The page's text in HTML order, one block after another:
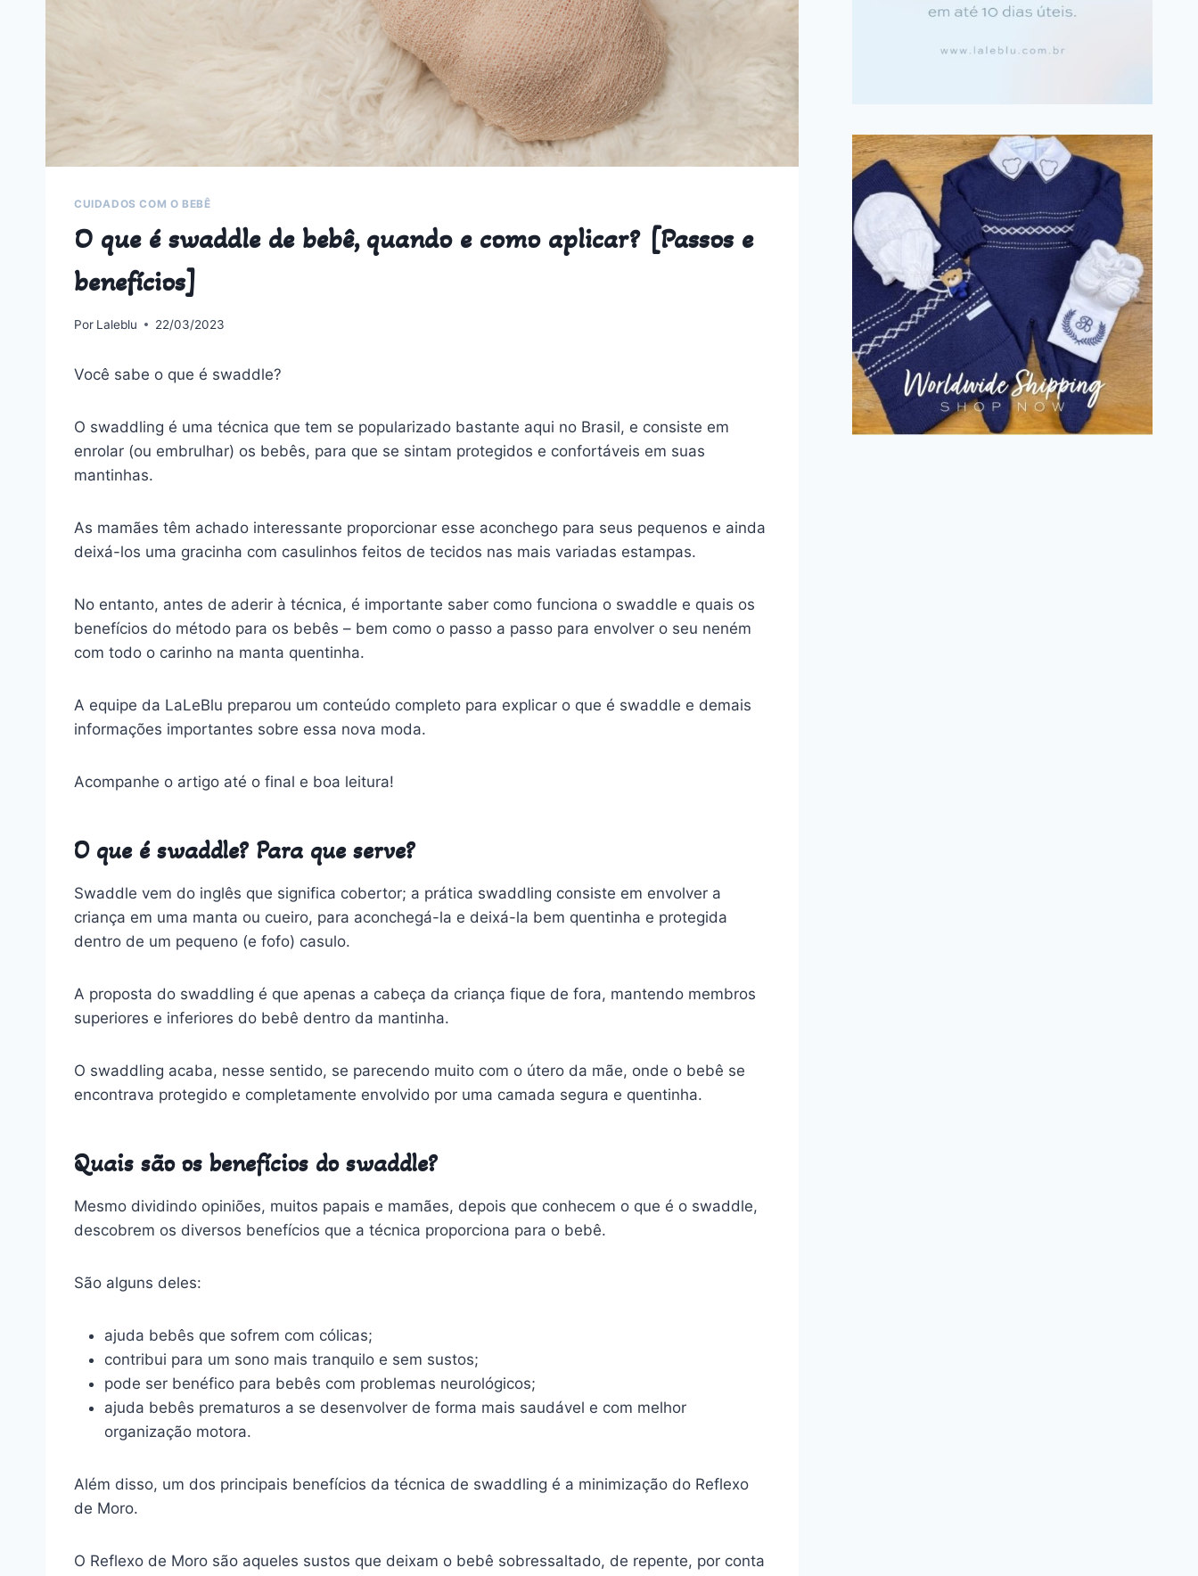
CUIDADOS COM O BEBÊ
O que é swaddle de bebê, quando e como aplicar? [Passos e
benefícios]
Por Laleblu 22/03/2023
Você sabe o que é swaddle?
O swaddling é uma técnica que tem se popularizado bastante aqui no Brasil, e consiste em
enrolar (ou embrulhar) os bebês, para que se sintam protegidos e confortáveis em suas
mantinhas.
As mamães têm achado interessante proporcionar esse aconchego para seus pequenos e ainda
deixá-los uma gracinha com casulinhos feitos de tecidos nas mais variadas estampas.
No entanto, antes de aderir à técnica, é importante saber como funciona o swaddle e quais os
benefícios do método para os bebês – bem como o passo a passo para envolver o seu neném
com todo o carinho na manta quentinha.
A equipe da LaLeBlu preparou um conteúdo completo para explicar o que é swaddle e demais
informações importantes sobre essa nova moda.
Acompanhe o artigo até o final e boa leitura!
O que é swaddle? Para que serve?
Swaddle vem do inglês que significa cobertor; a prática swaddling consiste em envolver a
criança em uma manta ou cueiro, para aconchegá-la e deixá-la bem quentinha e protegida
dentro de um pequeno (e fofo) casulo.
A proposta do swaddling é que apenas a cabeça da criança fique de fora, mantendo membros
superiores e inferiores do bebê dentro da mantinha.
O swaddling acaba, nesse sentido, se parecendo muito com o útero da mãe, onde o bebê se
encontrava protegido e completamente envolvido por uma camada segura e quentinha.
Quais são os benefícios do swaddle?
Mesmo dividindo opiniões, muitos papais e mamães, depois que conhecem o que é o swaddle,
descobrem os diversos benefícios que a técnica proporciona para o bebê.
São alguns deles:
ajuda bebês que sofrem com cólicas;
contribui para um sono mais tranquilo e sem sustos;
pode ser benéfico para bebês com problemas neurológicos;
ajuda bebês prematuros a se desenvolver de forma mais saudável e com melhor
organização motora.
Além disso, um dos principais benefícios da técnica de swaddling é a minimização do Reflexo
de Moro.
O Reflexo de Moro são aqueles sustos que deixam o bebê sobressaltado, de repente, por conta